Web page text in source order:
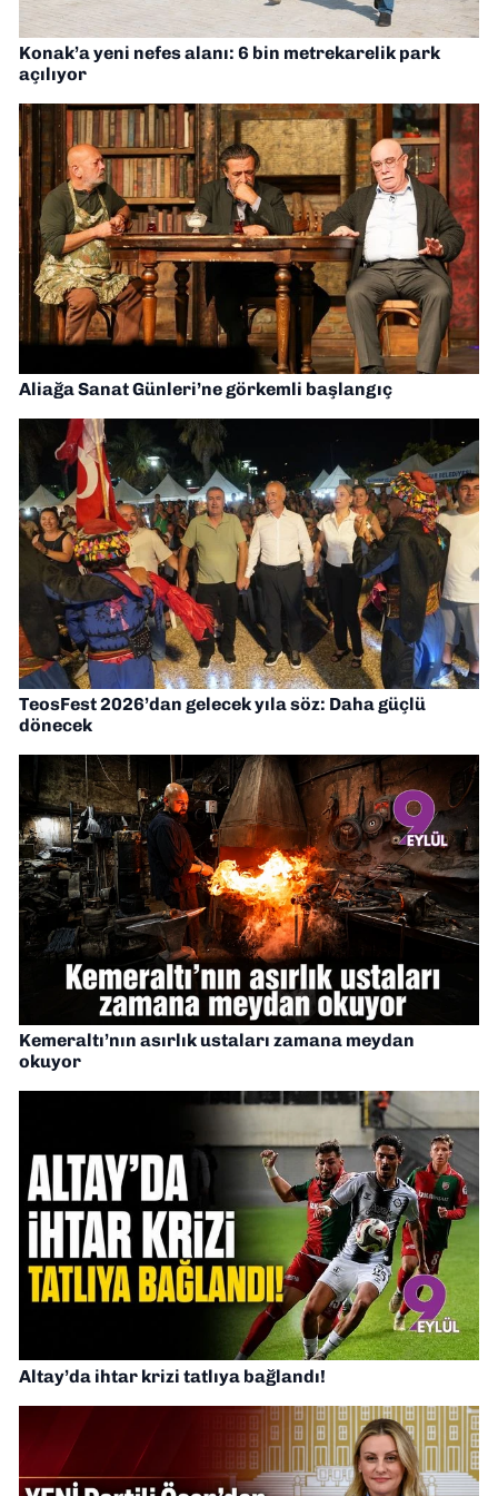
Konak’a yeni nefes alanı: 6 bin metrekarelik park
açılıyor
Aliağa Sanat Günleri’ne görkemli başlangıç
TeosFest 2026’dan gelecek yıla söz: Daha güçlü
dönecek
Kemeraltı’nın asırlık ustaları zamana meydan
okuyor
Altay’da ihtar krizi tatlıya bağlandı!